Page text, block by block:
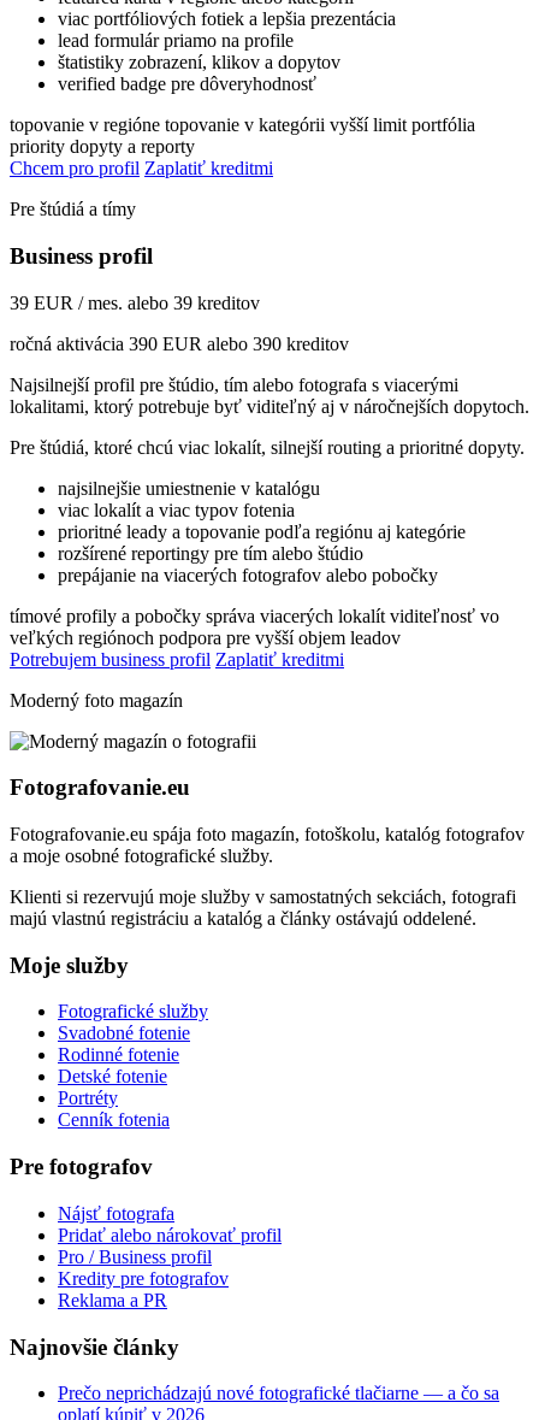
viac portfóliových fotiek a lepšia prezentácia
lead formulár priamo na profile
štatistiky zobrazení, klikov a dopytov
verified badge pre dôveryhodnosť
topovanie v regióne topovanie v kategórii vyšší limit portfólia
priority dopyty a reporty
Chcem pro profil Zaplatiť kreditmi
Pre štúdiá a tímy
Business profil
39 EUR / mes. alebo 39 kreditov
ročná aktivácia 390 EUR alebo 390 kreditov
Najsilnejší profil pre štúdio, tím alebo fotografa s viacerými
lokalitami, ktorý potrebuje byť viditeľný aj v náročnejších dopytoch.
Pre štúdiá, ktoré chcú viac lokalít, silnejší routing a prioritné dopyty.
najsilnejšie umiestnenie v katalógu
viac lokalít a viac typov fotenia
prioritné leady a topovanie podľa regiónu aj kategórie
rozšírené reportingy pre tím alebo štúdio
prepájanie na viacerých fotografov alebo pobočky
tímové profily a pobočky správa viacerých lokalít viditeľnosť vo
veľkých regiónoch podpora pre vyšší objem leadov
Potrebujem business profil Zaplatiť kreditmi
Moderný foto magazín
Fotografovanie.eu
Fotografovanie.eu spája foto magazín, fotoškolu, katalóg fotografov
a moje osobné fotografické služby.
Klienti si rezervujú moje služby v samostatných sekciách, fotografi
majú vlastnú registráciu a katalóg a články ostávajú oddelené.
Moje služby
Fotografické služby
Svadobné fotenie
Rodinné fotenie
Detské fotenie
Portréty
Cenník fotenia
Pre fotografov
Nájsť fotografa
Pridať alebo nárokovať profil
Pro / Business profil
Kredity pre fotografov
Reklama a PR
Najnovšie články
Prečo neprichádzajú nové fotografické tlačiarne — a čo sa
oplatí kúpiť v 2026